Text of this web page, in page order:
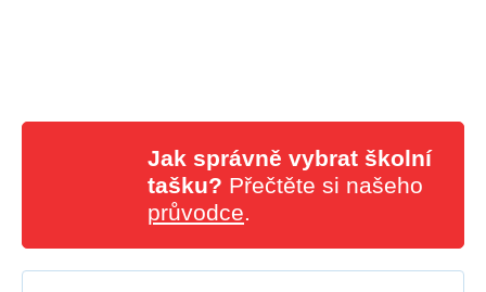
Jak správně vybrat školní
tašku? Přečtěte si našeho
průvodce.